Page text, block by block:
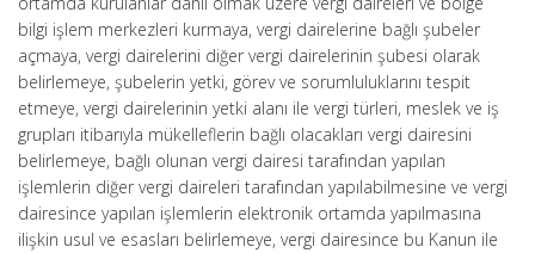
bilgi işlem merkezleri kurmaya, vergi dairelerine bağlı şubeler
açmaya, vergi dairelerini diğer vergi dairelerinin şubesi olarak
belirlemeye, şubelerin yetki, görev ve sorumluluklarını tespit
etmeye, vergi dairelerinin yetki alanı ile vergi türleri, meslek ve iş
grupları itibarıyla mükelleflerin bağlı olacakları vergi dairesini
belirlemeye, bağlı olunan vergi dairesi tarafından yapılan
işlemlerin diğer vergi daireleri tarafından yapılabilmesine ve vergi
dairesince yapılan işlemlerin elektronik ortamda yapılmasına
ilişkin usul ve esasları belirlemeye, vergi dairesince bu Kanun ile